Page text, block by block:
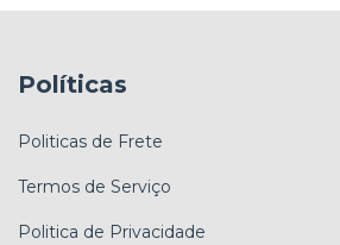
Políticas
Politicas de Frete
Termos de Serviço
Politica de Privacidade